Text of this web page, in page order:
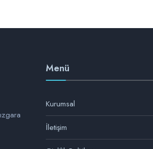
Menü
Kurumsal
İletişim